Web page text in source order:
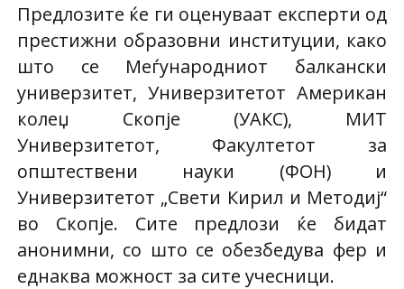
Предлозите ќе ги оценуваат експерти од
престижни образовни институции, како
што се Меѓународниот балкански
универзитет, Универзитетот Американ
колеџ Скопје (УАКС), МИТ
Универзитетот, Факултетот за
општествени науки (ФОН) и
Универзитетот „Свети Кирил и Методиј“
во Скопје. Сите предлози ќе бидат
анонимни, со што се обезбедува фер и
еднаква можност за сите учесници.